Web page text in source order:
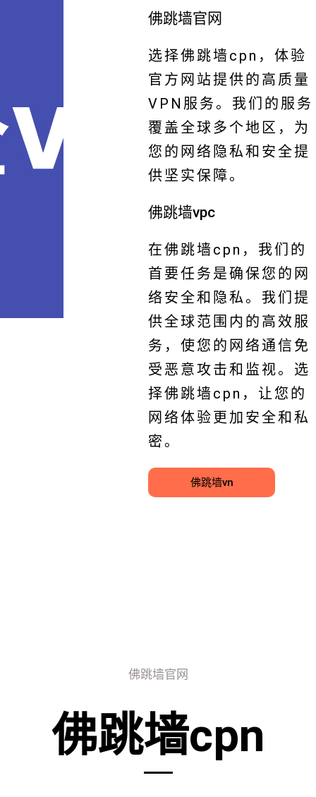
佛跳墙官网
选择佛跳墙cpn，体验
官方网站提供的高质量
VPN服务。我们的服务
覆盖全球多个地区，为
您的网络隐私和安全提
供坚实保障。
佛跳墙vpc
在佛跳墙cpn，我们的
首要任务是确保您的网
络安全和隐私。我们提
供全球范围内的高效服
务，使您的网络通信免
受恶意攻击和监视。选
择佛跳墙cpn，让您的
网络体验更加安全和私
密。
佛跳墙vn
佛跳墙官网
佛跳墙cpn